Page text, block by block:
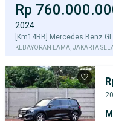
Rp
2024
[Km14RB] Mercedes Benz
KEBAYORAN LAMA, JAKARTA